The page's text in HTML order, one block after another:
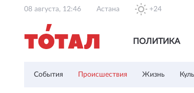
08 августа, 12:46 Астана +24
ПОЛИТИКА
События Происшествия Жизнь